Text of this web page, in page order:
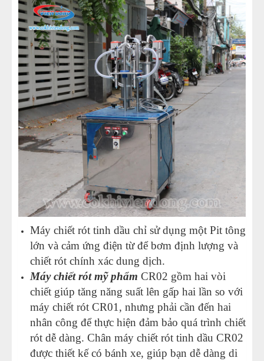
Máy chiết rót tinh dầu chỉ sử dụng một Pit tông
lớn và cảm ứng điện từ để bơm định lượng và
chiết rót chính xác dung dịch.
Máy chiết rót mỹ phẩm CR02 gồm hai vòi
chiết giúp tăng năng suất lên gấp hai lần so với
máy chiết rót CR01, nhưng phải cần đến hai
nhân công để thực hiện đảm bảo quá trình chiết
rót dễ dàng. Chân máy chiết rót tinh dầu CR02
được thiết kế có bánh xe, giúp bạn dễ dàng di